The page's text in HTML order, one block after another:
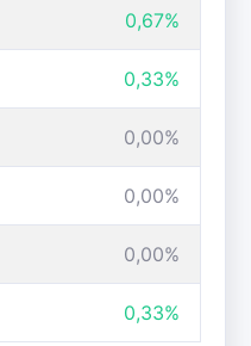
0,67%
0,33%
0,00%
0,00%
0,00%
0,33%